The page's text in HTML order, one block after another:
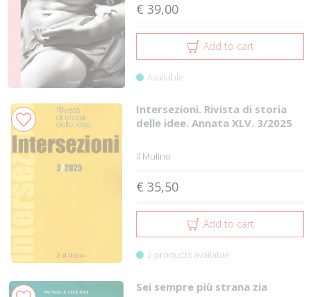
€ 39,00
Add to cart
Available
Intersezioni. Rivista di storia
delle idee. Annata XLV. 3/2025
Il Mulino
€ 35,50
Add to cart
2 products available
Sei sempre più strana zia